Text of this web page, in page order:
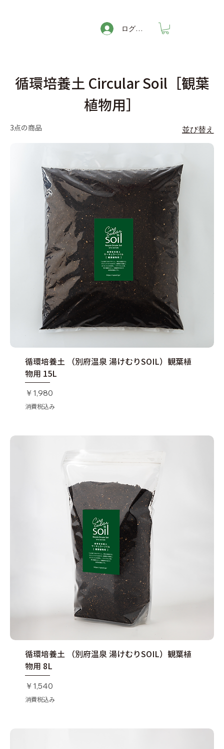
ログイン
循環培養土 Circular Soil［観葉
植物用］
3点の商品 並び替え
循環培養土 （別府温泉 湯けむりSOIL）観葉植
物用 15L
価格
￥1,980
消費税込み
循環培養土 （別府温泉 湯けむりSOIL）観葉植
物用 8L
価格
￥1,540
消費税込み